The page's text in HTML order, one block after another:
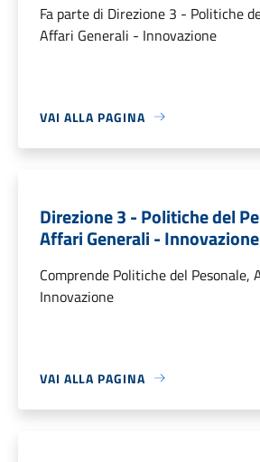
Fa parte di Direzione 3 - Politiche
Affari Generali - Innovazione
VAI ALLA PAGINA
Direzione 3 - Politiche del
Affari Generali - Innovazione
Comprende Politiche del Pesonale,
Innovazione
VAI ALLA PAGINA